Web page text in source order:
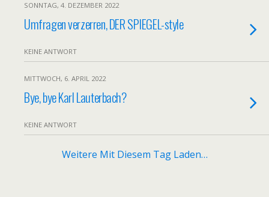
SONNTAG, 4. DEZEMBER 2022
Umfragen verzerren, DER SPIEGEL-style
KEINE ANTWORT
MITTWOCH, 6. APRIL 2022
Bye, bye Karl Lauterbach?
KEINE ANTWORT
Weitere Mit Diesem Tag Laden…